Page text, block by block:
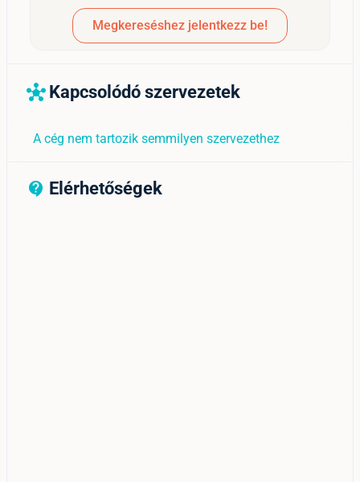
Megkereséshez jelentkezz be!
hub Kapcsolódó szervezetek
A cég nem tartozik semmilyen szervezethez
contact_support_outline
Elérhetőségek